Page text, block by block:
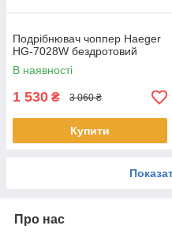
Подрібнювач чоппер Haeger
HG-7028W бездротовий
В наявності
1 530 ₴ 3 060 ₴
Купити
Про нас